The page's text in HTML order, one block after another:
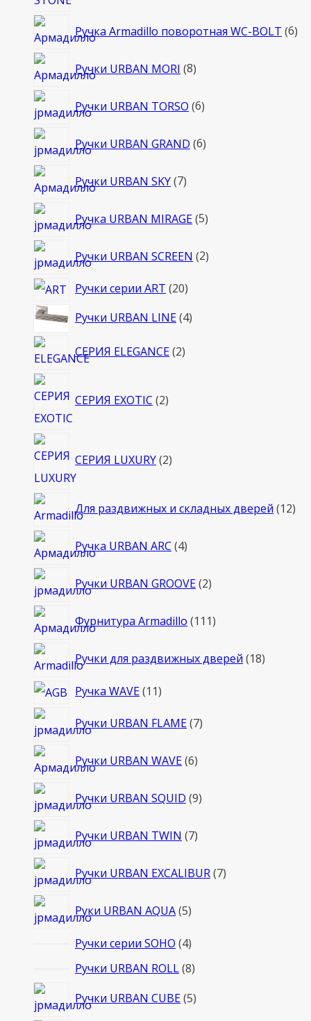
Ручка Armadillo поворотная WC-BOLT 66
Ручки URBAN MORI 88
Ручки URBAN TORSO 66
Ручки URBAN GRAND 66
Ручки URBAN SKY 77
Ручка URBAN MIRAGE 55
Ручки URBAN SCREEN 22
Ручки серии ART 2020
товаров
Ручки URBAN LINE 44
СЕРИЯ ELEGANCE 22
СЕРИЯ EXOTIC 2товара
СЕРИЯ LUXURY 2товара
Для раздвижных и складных дверей 1212
Ручка URBAN ARC 44
Ручки URBAN GROOVE 22
Фурнитура Armadillo 111111
Ручки для раздвижных дверей 1818
Ручка WAVE 1111
Ручки URBAN FLAME 77
Ручки URBAN WAVE 66
Ручки URBAN SQUID 99
Ручки URBAN TWIN 77
Ручки URBAN EXCALIBUR 77
Руки URBAN AQUA 55
Ручки серии SOHO 44
товара
Ручки URBAN ROLL 88
Ручки URBAN CUBE 55